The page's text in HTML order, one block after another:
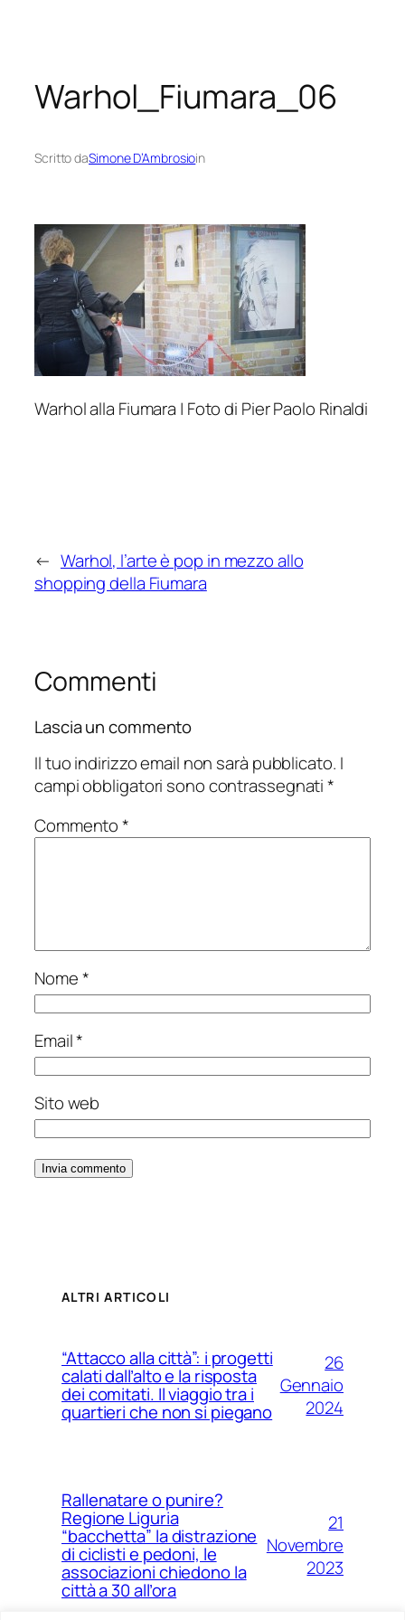
contenuto
Warhol_Fiumara_06
Scritto daSimone D’Ambrosioin
Warhol alla Fiumara | Foto di Pier Paolo Rinaldi
← Warhol, l’arte è pop in mezzo allo
shopping della Fiumara
Commenti
Lascia un commento
Il tuo indirizzo email non sarà pubblicato. I
campi obbligatori sono contrassegnati*
Commento*
Nome*
Email*
Sito web
ALTRI ARTICOLI
“Attacco alla città”: i progetti
calati dall’alto e la risposta
dei comitati. Il viaggio tra i
quartieri che non si piegano
26
Gennaio
2024
Rallenatare o punire?
Regione Liguria
“bacchetta” la distrazione
di ciclisti e pedoni, le
associazioni chiedono la
città a 30 all’ora
21
Novembre
2023